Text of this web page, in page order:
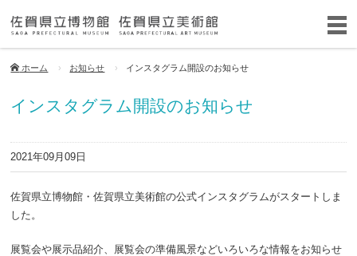
ホーム お知らせ インスタグラム開設のお知らせ
インスタグラム開設のお知らせ
2021年09月09日
佐賀県立博物館・佐賀県立美術館の公式インスタグラムがスタートしま
した。
展覧会や展示品紹介、展覧会の準備風景などいろいろな情報をお知らせ